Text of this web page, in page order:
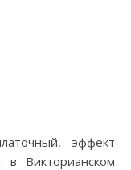
Викторианском